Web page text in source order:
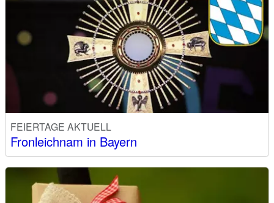
FEIERTAGE AKTUELL
Fronleichnam in Bayern